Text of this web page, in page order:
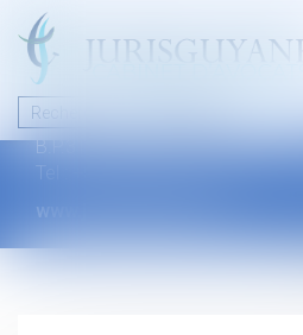
46 avenue de la liberté
B.P.315 - 97327 Cayenne Cedex
Tel : +594 594 29 45 35
www.jurisguyane.com